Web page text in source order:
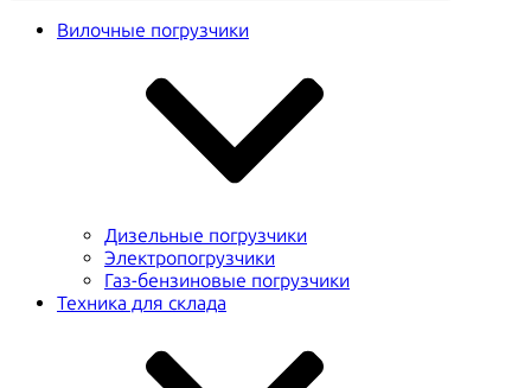
Вилочные погрузчики
Дизельные погрузчики
Электропогрузчики
Газ-бензиновые погрузчики
Техника для склада